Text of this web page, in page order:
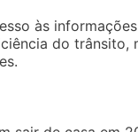
às
do trânsito,